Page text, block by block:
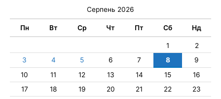
Серпень 2026
Пн Вт Ср Чт Пт Сб Нд
1
2
3
4 5 6 7 8
9
10
11 12 13 14 15
16
17
18 19 20 21 22
23